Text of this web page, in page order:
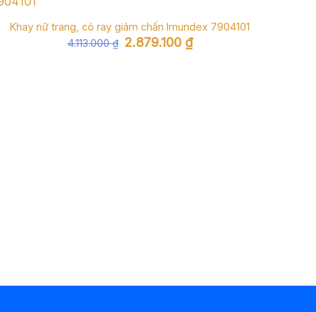
Khay nữ trang, có ray giảm chấn Imundex 7904101
4.113.000₫ Giá
gốc
2.879.100 ₫Giá
hiện